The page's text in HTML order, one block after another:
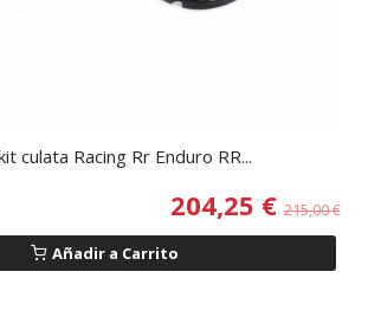
culata Racing Rr Enduro RR...
204,25 €215,00 €
Añadir a Carrito